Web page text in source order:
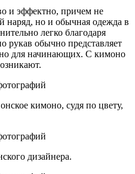
и эффектно, причем не
наряд, но и обычная одежда в
легко благодаря
рукав обычно представляет
для начинающих. С кимоно
кимоно, судя по цвету,
дизайнера.